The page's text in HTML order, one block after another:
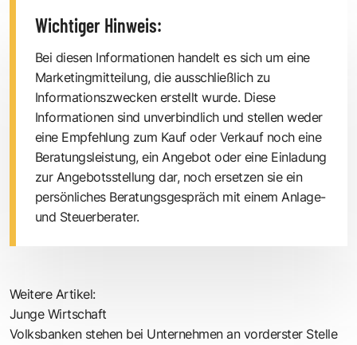
Wichtiger Hinweis:
Bei diesen Informationen handelt es sich um eine
Marketingmitteilung, die ausschließlich zu
Informationszwecken erstellt wurde. Diese
Informationen sind unverbindlich und stellen weder
eine Empfehlung zum Kauf oder Verkauf noch eine
Beratungsleistung, ein Angebot oder eine Einladung
zur Angebotsstellung dar, noch ersetzen sie ein
persönliches Beratungsgespräch mit einem Anlage-
und Steuerberater.
Weitere Artikel:
Junge Wirtschaft
Volksbanken stehen bei Unternehmen an vorderster Stelle